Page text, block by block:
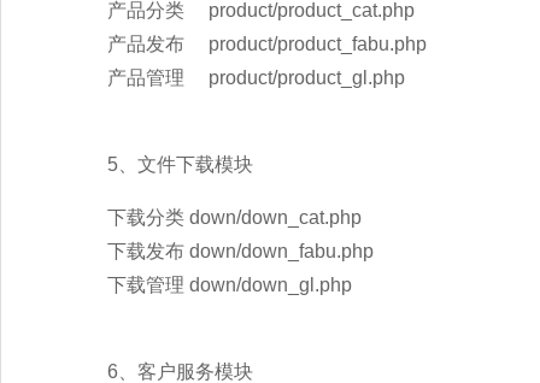
产品分类 product/product_cat.php
产品发布 product/product_fabu.php
产品管理 product/product_gl.php
5、文件下载模块
下载分类 down/down_cat.php
下载发布 down/down_fabu.php
下载管理 down/down_gl.php
6、客户服务模块